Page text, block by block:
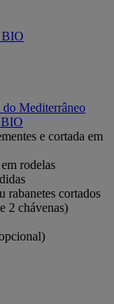
BIO
Mediterrâneo
BIO
e cortada em
rodelas
rabanetes cortados
2 chávenas)